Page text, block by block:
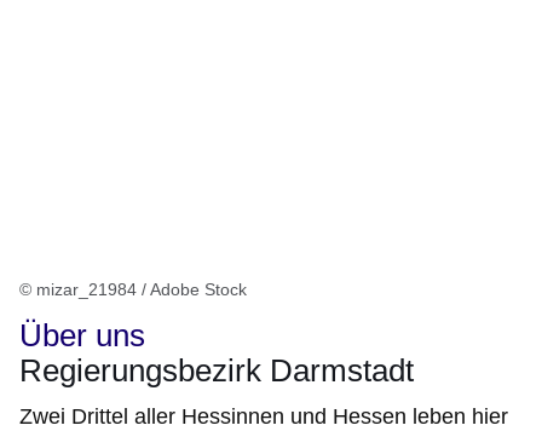
© mizar_21984 / Adobe Stock
Über uns
Regierungsbezirk Darmstadt
Zwei Drittel aller Hessinnen und Hessen leben hier